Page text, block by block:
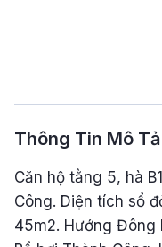
Thông Tin Mô Tả
Căn hộ tằng 5, hà
Công. Diện tích sổ
45m2. Hướng Đông